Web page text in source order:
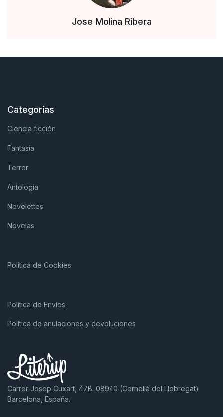
Jose Molina Ribera
Categorías
Ciencia ficción
Fantasía
Terror
Antologia
Novelettes
Novelas
Política de Cookies
Política de Envíos
Política de anulaciones y devoluciones
Carrer Josep Cuxart, 47B. 08940 (Cornellà del Llobregat)
Barcelona, España.